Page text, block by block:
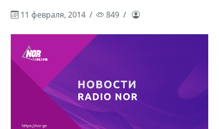
11 февраля, 2014 849